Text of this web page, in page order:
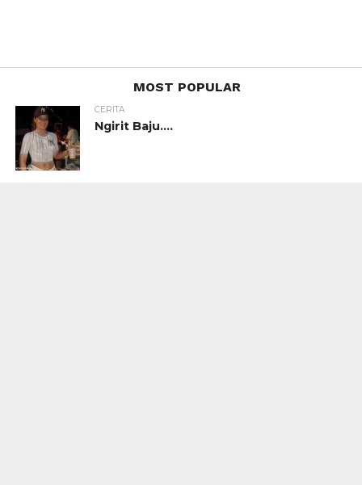
MOST POPULAR
CERITA
Ngirit Baju….